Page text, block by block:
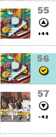
55
+44
56
57
-42